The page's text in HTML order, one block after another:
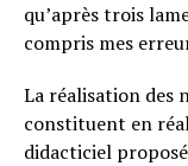
qu’après trois
compris mes
La réalisation des
constituent en
didacticiel